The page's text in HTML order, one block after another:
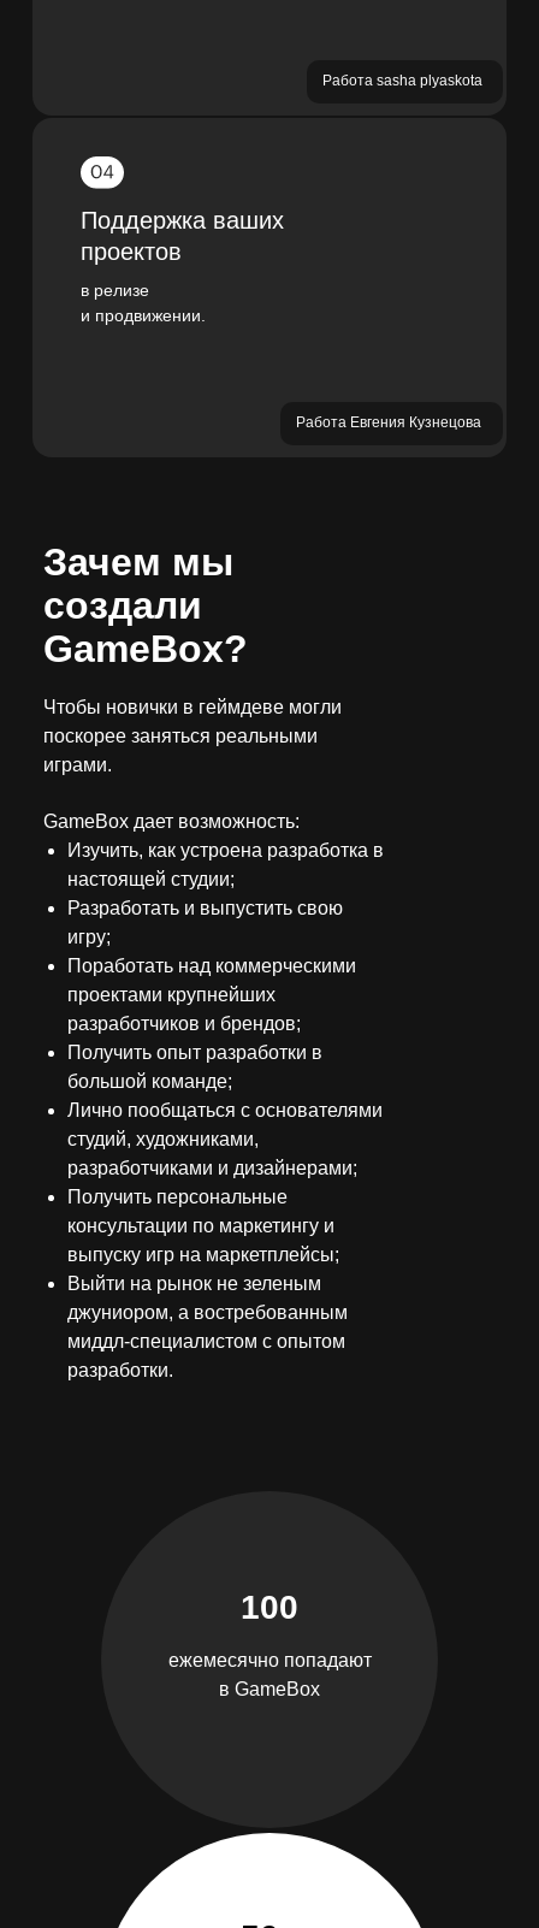
Поддержка ваших
проектов
в релизе
и продвижении.
Работа Евгения Кузнецова
Работа sasha plyaskota
100
ежемесячно попадают
в GameBox
Чтобы новички в геймдеве могли
поскорее заняться реальными
играми.
GameBox дает возможность:
Изучить, как устроена разработка в
настоящей студии;
Разработать и выпустить свою
игру;
Поработать над коммерческими
проектами крупнейших
разработчиков и брендов;
Получить опыт разработки в
большой команде;
Лично пообщаться с основателями
студий, художниками,
разработчиками и дизайнерами;
Получить персональные
консультации по маркетингу и
выпуску игр на маркетплейсы;
Выйти на рынок не зеленым
джуниором, а востребованным
миддл-специалистом с опытом
разработки.
Зачем мы
создали
GameBox?